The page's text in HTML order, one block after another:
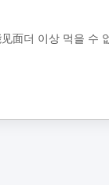
面더 이상 먹을 수